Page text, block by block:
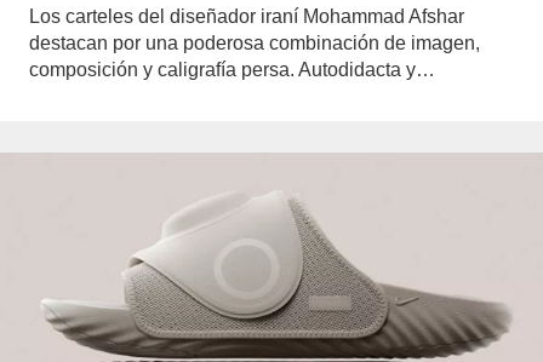
Los carteles del diseñador iraní Mohammad Afshar
destacan por una poderosa combinación de imagen,
composición y caligrafía persa. Autodidacta y…